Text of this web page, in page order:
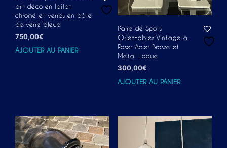
art déco en laiton
chromé et verres en pâte
de verre bleue
750,00€
AJOUTER AU PANIER
Paire de Spots
Orientables Vintage à
Poser Acier Brossé et
Métal Laqué
300,00€
AJOUTER AU PANIER